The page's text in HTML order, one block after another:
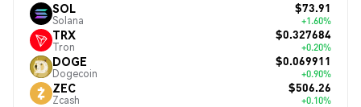
SOL
Solana
$73.91
+1.60%
TRX
Tron
$0.327684
+0.20%
DOGE
Dogecoin
$0.069911
+0.90%
ZEC
Zcash
$506.26
+0.10%